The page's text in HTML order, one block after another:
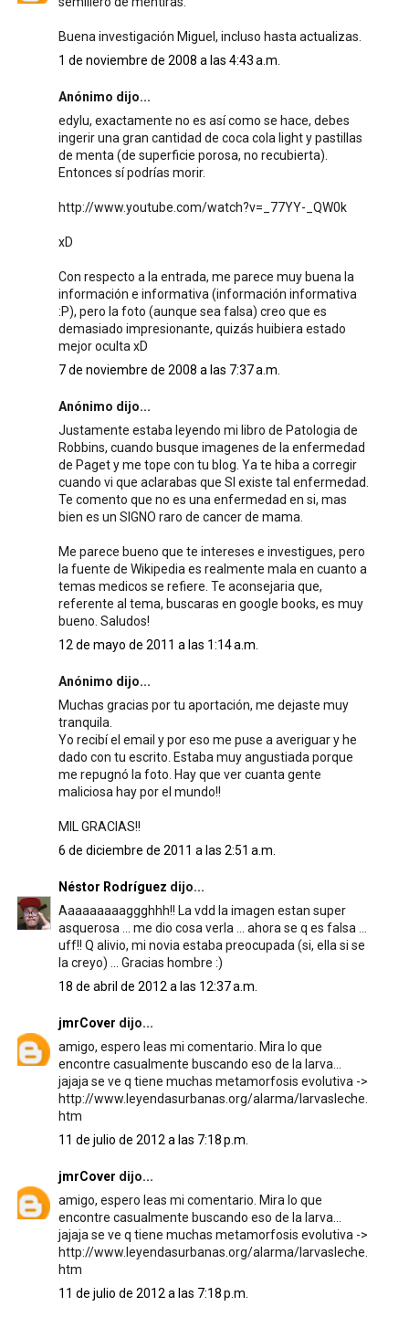
Buena investigación Miguel, incluso hasta actualizas.
1 de noviembre de 2008 a las 4:43 a.m.
Anónimo dijo...
edylu, exactamente no es así como se hace, debes
ingerir una gran cantidad de coca cola light y pastillas
de menta (de superficie porosa, no recubierta).
Entonces sí podrías morir.
http://www.youtube.com/watch?v=_77YY-_QW0k
xD
Con respecto a la entrada, me parece muy buena la
información e informativa (información informativa
:P), pero la foto (aunque sea falsa) creo que es
demasiado impresionante, quizás huibiera estado
mejor oculta xD
7 de noviembre de 2008 a las 7:37 a.m.
Anónimo dijo...
Justamente estaba leyendo mi libro de Patologia de
Robbins, cuando busque imagenes de la enfermedad
de Paget y me tope con tu blog. Ya te hiba a corregir
cuando vi que aclarabas que SI existe tal enfermedad.
Te comento que no es una enfermedad en si, mas
bien es un SIGNO raro de cancer de mama.
Me parece bueno que te intereses e investigues, pero
la fuente de Wikipedia es realmente mala en cuanto a
temas medicos se refiere. Te aconsejaria que,
referente al tema, buscaras en google books, es muy
bueno. Saludos!
12 de mayo de 2011 a las 1:14 a.m.
Anónimo dijo...
Muchas gracias por tu aportación, me dejaste muy
tranquila.
Yo recibí el email y por eso me puse a averiguar y he
dado con tu escrito. Estaba muy angustiada porque
me repugnó la foto. Hay que ver cuanta gente
maliciosa hay por el mundo!!
MIL GRACIAS!!
6 de diciembre de 2011 a las 2:51 a.m.
Néstor Rodríguez dijo...
Aaaaaaaaaggghhh!! La vdd la imagen estan super
asquerosa ... me dio cosa verla ... ahora se q es falsa ...
uff!! Q alivio, mi novia estaba preocupada (si, ella si se
la creyo) ... Gracias hombre :)
18 de abril de 2012 a las 12:37 a.m.
jmrCover dijo...
amigo, espero leas mi comentario. Mira lo que
encontre casualmente buscando eso de la larva...
jajaja se ve q tiene muchas metamorfosis evolutiva ->
http://www.leyendasurbanas.org/alarma/larvasleche.
htm
11 de julio de 2012 a las 7:18 p.m.
jmrCover dijo...
amigo, espero leas mi comentario. Mira lo que
encontre casualmente buscando eso de la larva...
jajaja se ve q tiene muchas metamorfosis evolutiva ->
http://www.leyendasurbanas.org/alarma/larvasleche.
htm
11 de julio de 2012 a las 7:18 p.m.